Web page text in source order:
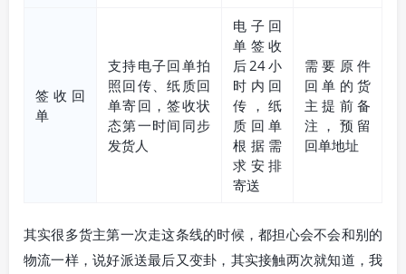
签收回
单
支持电子回单拍
照回传、纸质回
单寄回，签收状
态第一时间同步
发货人
电子回
单签收
后24小
时内回
传，纸
质回单
根据需
求安排
寄送
需要原件
回单的货
主提前备
注，预留
回单地址
其实很多货主第一次走这条线的时候，都担心会不会和别的
物流一样，说好派送最后又变卦，其实接触两次就知道，我